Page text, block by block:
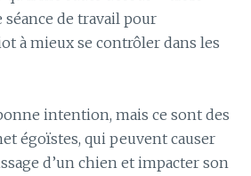
séance de travail pour
à mieux se contrôler dans les
intention, mais ce sont des
égoïstes, qui peuvent causer
d’un chien et impacter son